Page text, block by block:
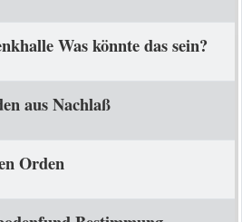
Was könnte das sein?
aus Nachlaß
Orden